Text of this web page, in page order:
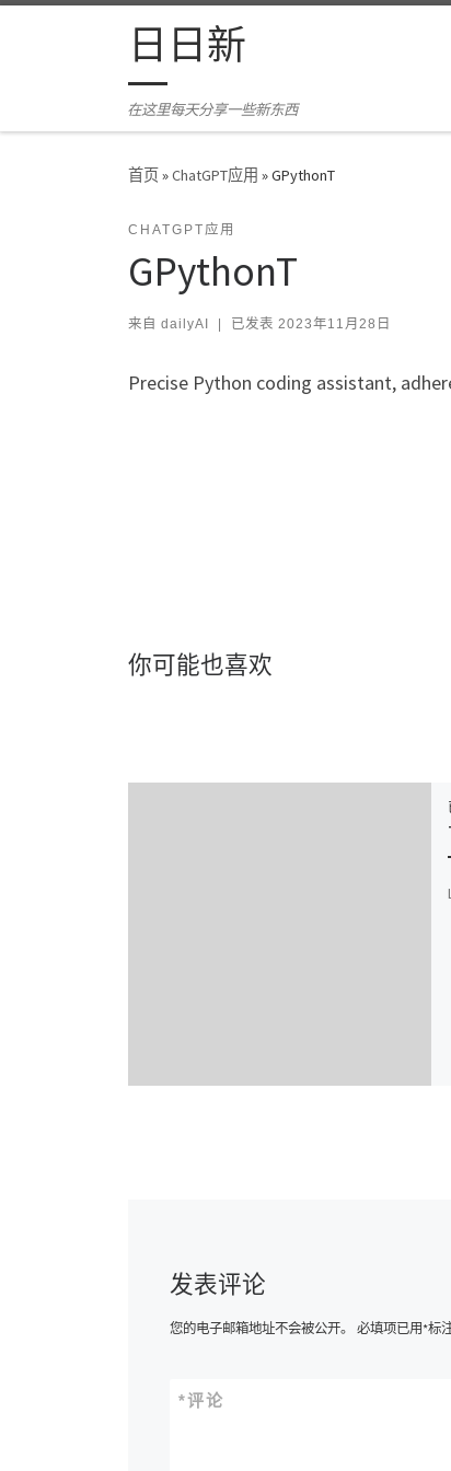
Skip to content日日新
在这里每天分享一些新东西
首页»ChatGPT应用 »GPythonT
CHATGPT应用
GPythonT
来自 dailyAI 已发表 2023年11月28日
Precise Python coding assistant,
你可能也喜欢
发表评论
您的电子邮箱地址不会被公开。 必填项已用*标
评论
*